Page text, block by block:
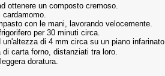
ottenere un composto cremoso.
con le mani, lavorando velocemente.
per 30 minuti circa.
di 4 mm circa su un piano infarinato.
carta forno, distanziati tra loro.
doratura.